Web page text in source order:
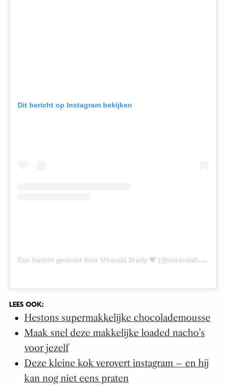
Dit bericht op Instagram bekijken
E
en bericht gedeeld door Miranda Brady 💖 (@mirandabrady)
LEES OOK:
Hestons supermakkelijke chocolademousse
Maak snel deze makkelijke loaded nacho’s
voor jezelf
Deze kleine kok verovert instagram – en hij
kan nog niet eens praten